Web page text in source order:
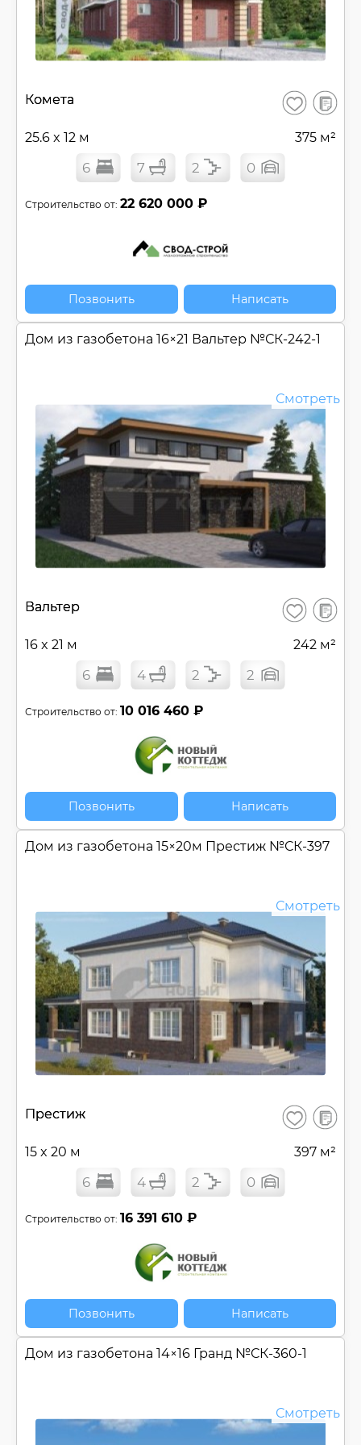
Комета Сохранить
В
25.6 x 12 м 375 м²
6 7 2 0
Строительство от: 22 620 000 ₽
Позвонить Написать
Дом из газобетона 16×21 Вальтер №СК-242-1
Смотреть
Вальтер Сохранить
В
16 x 21 м 242 м²
6 4 2 2
Строительство от: 10 016 460 ₽
Позвонить Написать
Дом из газобетона 15×20м Престиж №СК-397
Смотреть
Престиж Сохранить
В
15 x 20 м 397 м²
6 4 2 0
Строительство от: 16 391 610 ₽
Позвонить Написать
Дом из газобетона 14×16 Гранд №СК-360-1
Смотреть